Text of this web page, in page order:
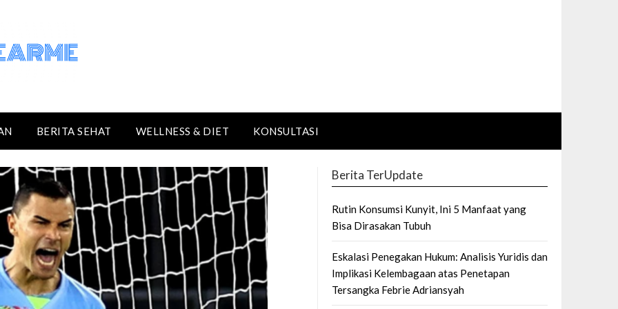
BERITA SEHAT WELLNESS & DIET KONSULTASI
Berita TerUpdate
Rutin Konsumsi Kunyit, Ini 5 Manfaat yang
Bisa Dirasakan Tubuh
Eskalasi Penegakan Hukum: Analisis Yuridis dan
Implikasi Kelembagaan atas Penetapan
Tersangka Febrie Adriansyah